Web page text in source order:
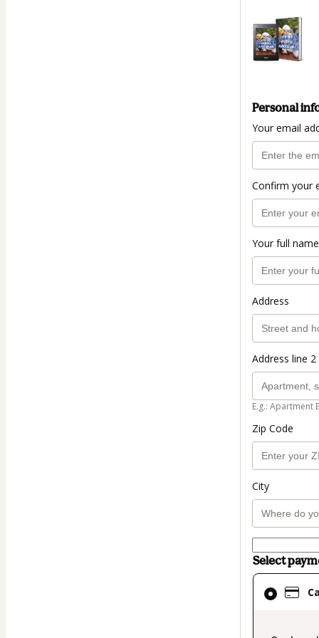
Personal
Your email
Confirm your
Your full name
Address
Address line
E.g.: Apartment
Zip Code
City
Select
Card
selected